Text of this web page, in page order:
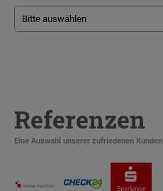
Referenzen
Eine Auswahl unserer zufriedenen Kunden